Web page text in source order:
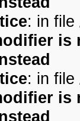
: in file
: in file